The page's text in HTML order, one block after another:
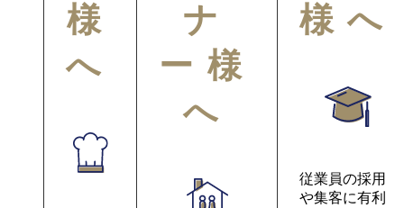
様
へ
ナ
ー様
へ
様へ
従業員の採用
や集客に有利